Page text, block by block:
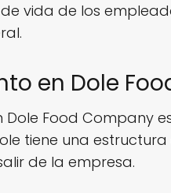
vida de los
en Dole
Food Company
tiene una
de la empresa.